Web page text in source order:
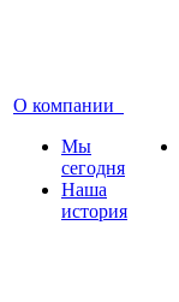
О компании
Мы
сегодня
Наша
история